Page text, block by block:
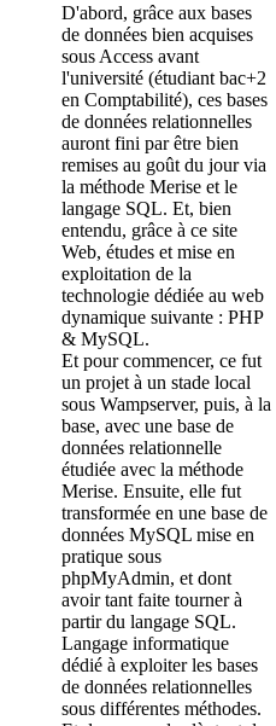
D'abord, grâce aux bases
de données bien acquises
sous Access avant
l'université (étudiant bac+2
en Comptabilité), ces bases
de données relationnelles
auront fini par être bien
remises au goût du jour via
la méthode Merise et le
langage SQL. Et, bien
entendu, grâce à ce site
Web, études et mise en
exploitation de la
technologie dédiée au web
dynamique suivante : PHP
& MySQL.
Et pour commencer, ce fut
un projet à un stade local
sous Wampserver, puis, à la
base, avec une base de
données relationnelle
étudiée avec la méthode
Merise. Ensuite, elle fut
transformée en une base de
données MySQL mise en
pratique sous
phpMyAdmin, et dont
avoir tant faite tourner à
partir du langage SQL.
Langage informatique
dédié à exploiter les bases
de données relationnelles
sous différentes méthodes.